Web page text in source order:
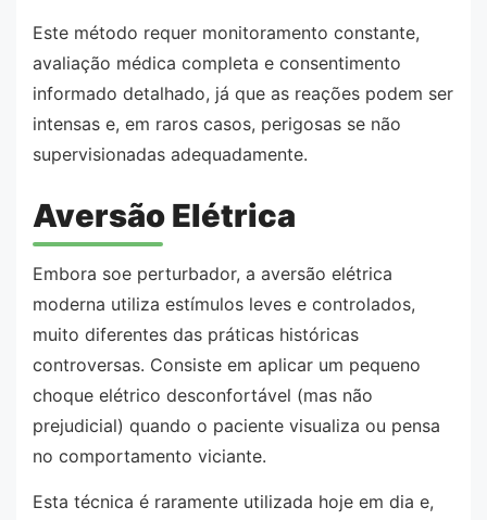
Este método requer monitoramento constante,
avaliação médica completa e consentimento
informado detalhado, já que as reações podem ser
intensas e, em raros casos, perigosas se não
supervisionadas adequadamente.
Aversão Elétrica
Embora soe perturbador, a aversão elétrica
moderna utiliza estímulos leves e controlados,
muito diferentes das práticas históricas
controversas. Consiste em aplicar um pequeno
choque elétrico desconfortável (mas não
prejudicial) quando o paciente visualiza ou pensa
no comportamento viciante.
Esta técnica é raramente utilizada hoje em dia e,